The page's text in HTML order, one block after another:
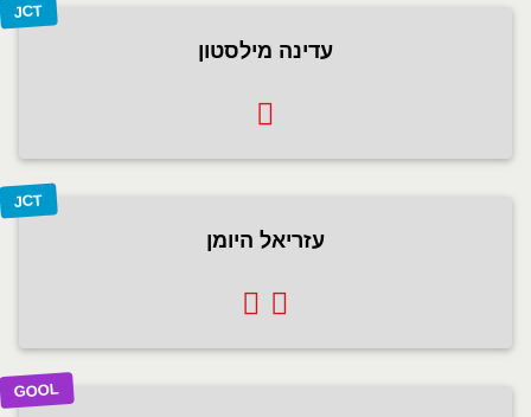
עדינה מילסטון
JCT
עזריאל היומן
JCT
GOOL